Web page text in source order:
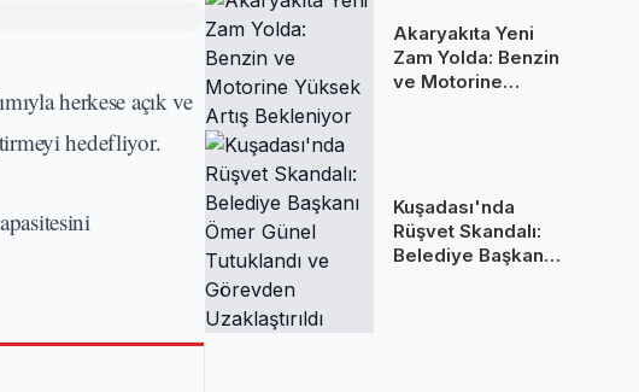
herkese açık ve
hedefliyor.
Akaryakıta Yeni
Zam Yolda: Benzin
ve Motorine
Kuşadası'nda
Rüşvet Skandalı:
Belediye Başkanı